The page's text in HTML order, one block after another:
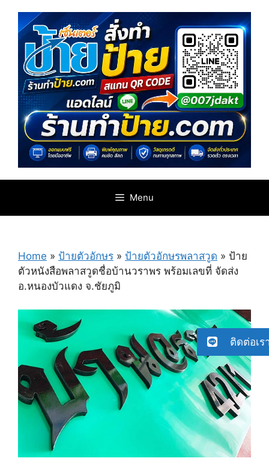
content
Menu
Home » ป้ายตัวอักษร » ป้ายตัวอักษรพลาสวูด » ป้าย
ตัวหนังสือพลาสวูดชื่อบ้านวราพร พร้อมเลขที่ จัดส่ง
อ.หนองบัวแดง จ.ชัยภูมิ
ติดต่อเร